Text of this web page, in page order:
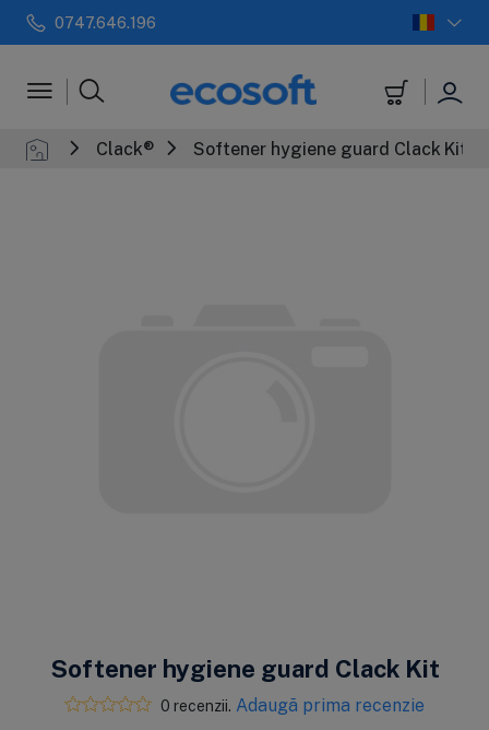
0747.646.196
Clack®
Softener hygiene guard Clack Kit
Softener hygiene guard Clack Kit
0 recenzii. Adaugă prima recenzie